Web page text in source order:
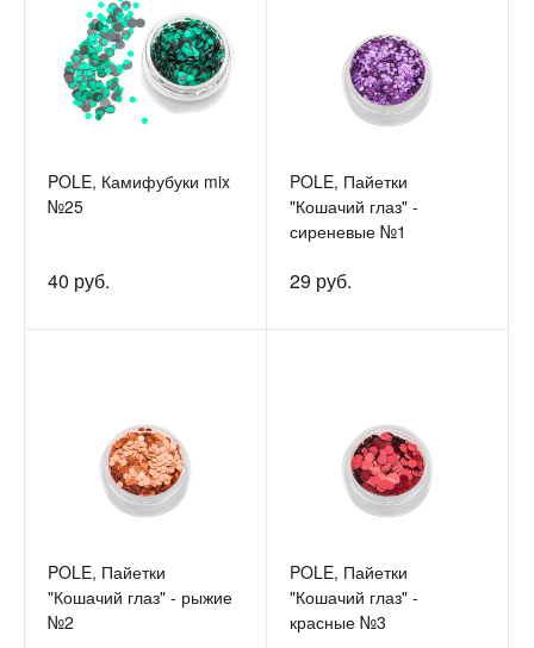
POLE, Камифубуки mix
№25
40 руб.
POLE, Пайетки
"Кошачий глаз" -
сиреневые №1
29 руб.
POLE, Пайетки
"Кошачий глаз" - рыжие
№2
POLE, Пайетки
"Кошачий глаз" -
красные №3